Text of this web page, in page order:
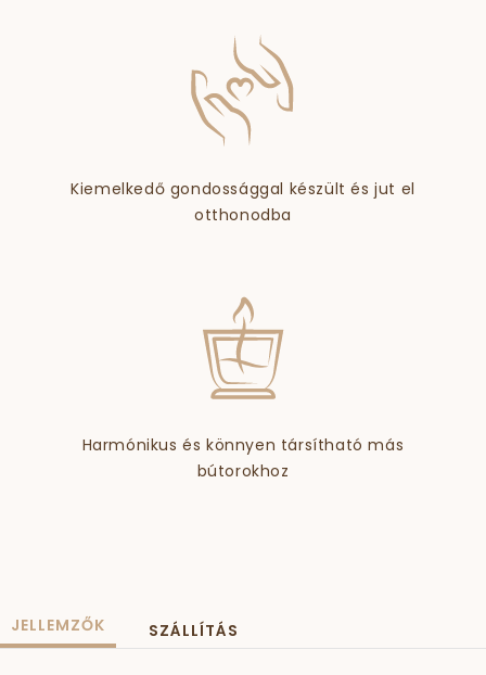
Kiemelkedő gondossággal készült és jut el
otthonodba
Harmónikus és könnyen társítható más
bútorokhoz
JELLEMZŐK SZÁLLÍTÁS